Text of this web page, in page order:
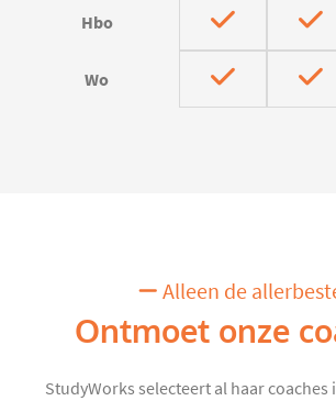
Hbo
Wo
Alleen de
Ontmoet onze
StudyWorks selecteert al haar